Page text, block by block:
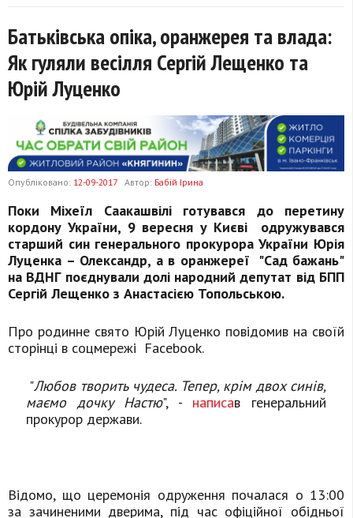
Батьківська опіка, оранжерея та влада:
Як гуляли весілля Сергій Лещенко та
Юрій Луценко
Опубліковано: 12-09-2017 Автор: Бабій Ірина
Поки Міхеїл Саакашвілі готувався до перетину
кордону України, 9 вересня у Києві одружувався
старший син генерального прокурора України Юрія
Луценка – Олександр, а в оранжереї "Сад бажань"
на ВДНГ поєднували долі народний депутат від БПП
Сергій Лещенко з Анастасією Топольською.
Про родинне свято Юрій Луценко повідомив на своїй
сторінці в соцмережі Facebook.
"Любов творить чудеса. Тепер, крім двох синів,
маємо дочку Настю", - написав генеральний
прокурор держави.
Відомо, що церемонія одруження почалася о 13:00
за зачиненими дверима, під час офіційної обідньої